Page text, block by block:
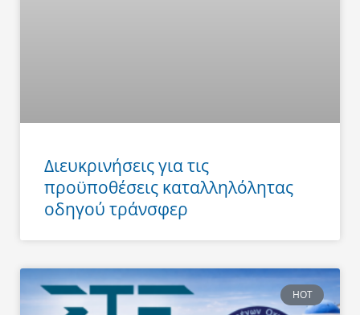
Διευκρινήσεις για τις
προϋποθέσεις καταλληλόλητας
οδηγού τράνσφερ
HOT